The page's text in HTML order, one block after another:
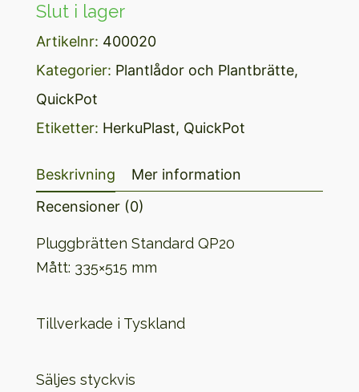
Slut i lager
Artikelnr: 400020
Kategorier: Plantlådor och Plantbrätte,
QuickPot
Etiketter: HerkuPlast, QuickPot
Beskrivning
Mer information
Recensioner (0)
Pluggbrätten Standard QP20
Mått: 335×515 mm
Tillverkade i Tyskland
Säljes styckvis